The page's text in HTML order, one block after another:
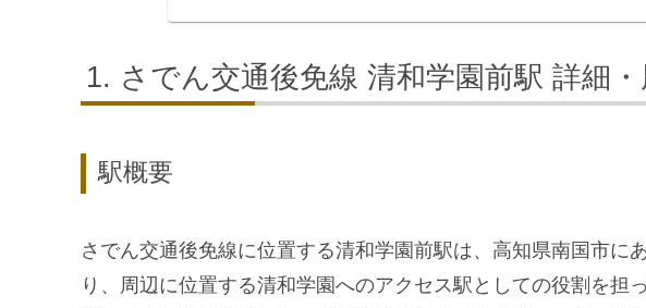
さでん交通後免線 清和学園前駅 詳細
駅概要
さでん交通後免線に位置する清和学園前駅は、高知県南国市に
り、周辺に位置する清和学園へのアクセス駅としての役割を担